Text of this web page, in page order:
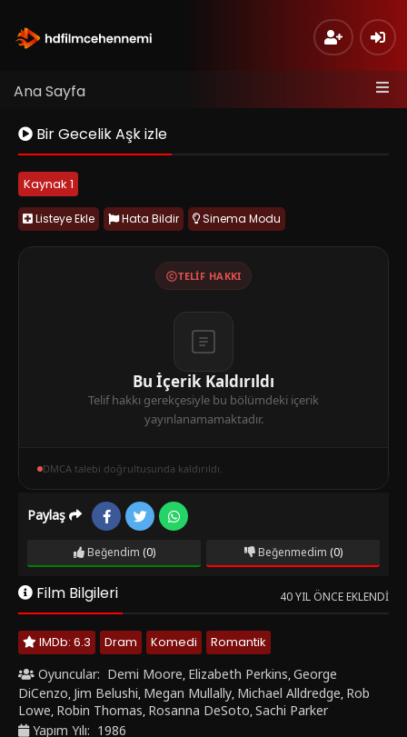
Ana Sayfa
Bir Gecelik Aşk izle
Kaynak 1
Listeye Ekle Hata Bildir Sinema Modu
TELIF HAKKI
Bu İçerik Kaldırıldı
Telif hakkı gerekçesiyle bu bölümdeki içerik
yayınlanamamaktadır.
DMCA talebi doğrultusunda kaldırıldı.
Paylaş
Beğendim (0) Beğenmedim (0)
Film Bilgileri 40 YIL ÖNCE EKLENDI
IMDb: 6.3 Dram Komedi
Romantik
Oyuncular: Demi Moore, Elizabeth Perkins,George
DiCenzo, Jim Belushi, Megan Mullally, Michael Alldredge, Rob
Lowe, Robin Thomas, Rosanna DeSoto,Sachi Parker
Yapım Yılı: 1986